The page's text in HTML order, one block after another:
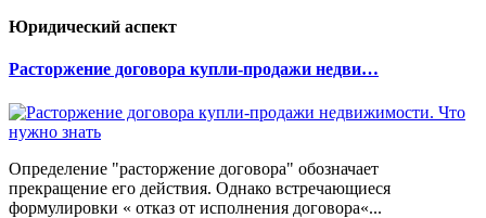
Юридический аспект
Расторжение договора купли-продажи недви…
Определение "расторжение договора" обозначает
прекращение его действия. Однако встречающиеся
формулировки « отказ от исполнения договора«...